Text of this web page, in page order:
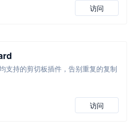
访问
支持的剪切板插件，告别重复的复制
访问